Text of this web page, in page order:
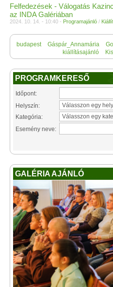
Felfedezések - Válogatás
az INDA Galériában
2024. 10. 14. - 10:40 - Programajánló /
budapest Gáspár_Annamária
kiállításajánló
PROGRAMKERESŐ
Időpont:
Helyszín:
Kategória:
Esemény neve:
GALÉRIA AJÁNLÓ